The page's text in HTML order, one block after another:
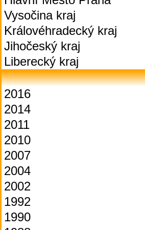
Vysočina kraj
Královéhradecký kraj
Jihočeský kraj
Liberecký kraj
2016
2014
2011
2010
2007
2004
2002
1992
1990